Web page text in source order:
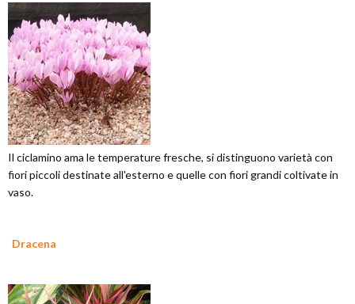
Il ciclamino ama le temperature fresche, si distinguono varietà con
fiori piccoli destinate all'esterno e quelle con fiori grandi coltivate in
vaso.
Dracena